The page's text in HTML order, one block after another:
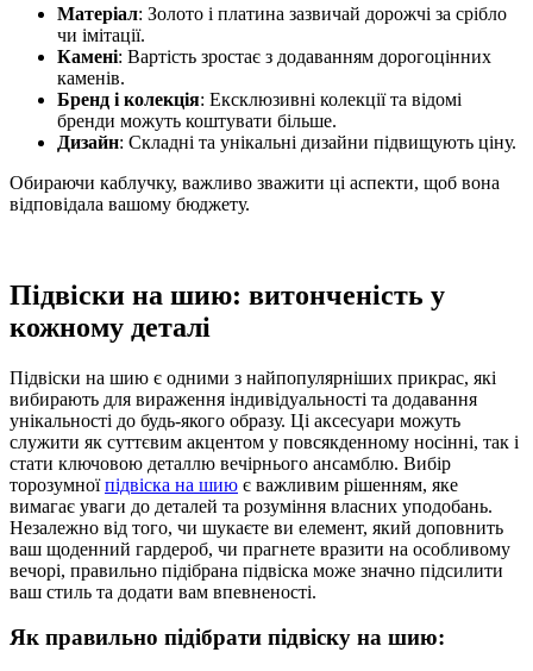
Матеріал: Золото і платина зазвичай дорожчі за срібло
чи імітації.
Камені: Вартість зростає з додаванням дорогоцінних
каменів.
Бренд і колекція: Ексклюзивні колекції та відомі
бренди можуть коштувати більше.
Дизайн: Складні та унікальні дизайни підвищують ціну.
Обираючи каблучку, важливо зважити ці аспекти, щоб вона
відповідала вашому бюджету.
Підвіски на шию: витонченість у
кожному деталі
Підвіски на шию є одними з найпопулярніших прикрас, які
вибирають для вираження індивідуальності та додавання
унікальності до будь-якого образу. Ці аксесуари можуть
служити як суттєвим акцентом у повсякденному носінні, так і
стати ключовою деталлю вечірнього ансамблю. Вибір
торозумноїпідвіска на шию є важливим рішенням, яке
вимагає уваги до деталей та розуміння власних уподобань.
Незалежно від того, чи шукаєте ви елемент, який доповнить
ваш щоденний гардероб, чи прагнете вразити на особливому
вечорі, правильно підібрана підвіска може значно підсилити
ваш стиль та додати вам впевненості.
Як правильно підібрати підвіску на шию: